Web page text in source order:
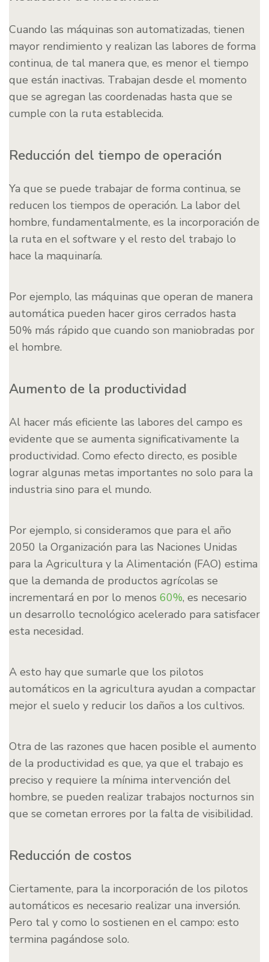
Cuando las máquinas son automatizadas, tienen
mayor rendimiento y realizan las labores de forma
continua, de tal manera que, es menor el tiempo
que están inactivas. Trabajan desde el momento
que se agregan las coordenadas hasta que se
cumple con la ruta establecida.
Reducción del tiempo de operación
Ya que se puede trabajar de forma continua, se
reducen los tiempos de operación. La labor del
hombre, fundamentalmente, es la incorporación de
la ruta en el software y el resto del trabajo lo
hace la maquinaría.
Por ejemplo, las máquinas que operan de manera
automática pueden hacer giros cerrados hasta
50% más rápido que cuando son maniobradas por
el hombre.
Aumento de la productividad
Al hacer más eficiente las labores del campo es
evidente que se aumenta significativamente la
productividad. Como efecto directo, es posible
lograr algunas metas importantes no solo para la
industria sino para el mundo.
Por ejemplo, si consideramos que para el año
2050 la Organización para las Naciones Unidas
para la Agricultura y la Alimentación (FAO) estima
que la demanda de productos agrícolas se
incrementará en por lo menos 60%, es necesario
un desarrollo tecnológico acelerado para satisfacer
esta necesidad.
A esto hay que sumarle que los pilotos
automáticos en la agricultura ayudan a compactar
mejor el suelo y reducir los daños a los cultivos.
Otra de las razones que hacen posible el aumento
de la productividad es que, ya que el trabajo es
preciso y requiere la mínima intervención del
hombre, se pueden realizar trabajos nocturnos sin
que se cometan errores por la falta de visibilidad.
Reducción de costos
Ciertamente, para la incorporación de los pilotos
automáticos es necesario realizar una inversión.
Pero tal y como lo sostienen en el campo: esto
termina pagándose solo.